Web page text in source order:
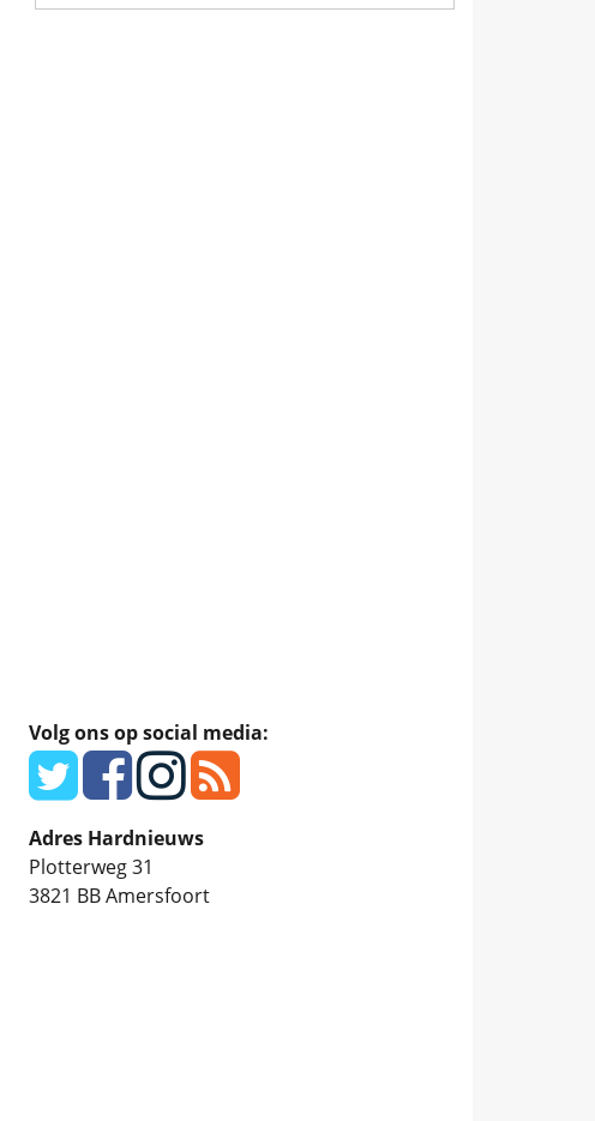
Volg ons op social media:
Adres Hardnieuws
Plotterweg 31
3821 BBAmersfoort